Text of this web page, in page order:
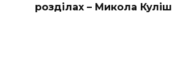
розділах – Микола Куліш